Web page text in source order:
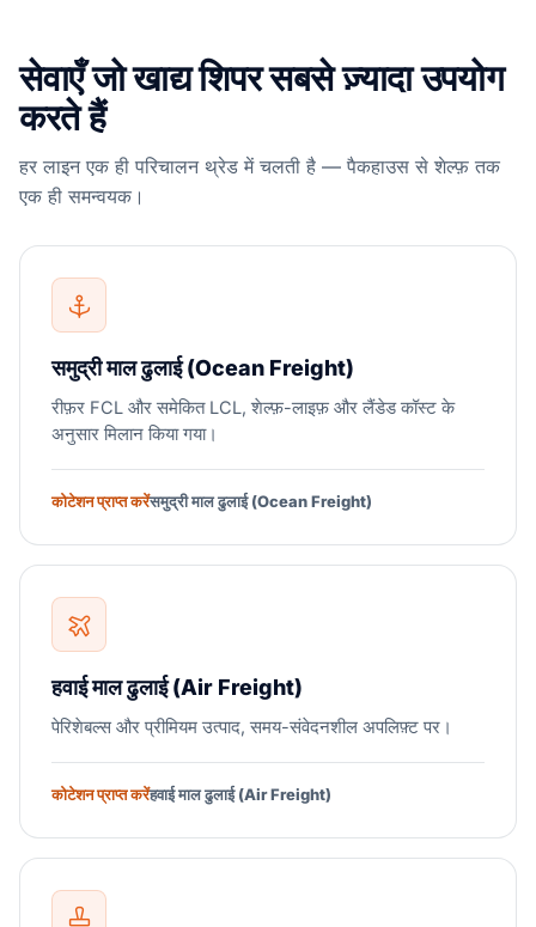
सेवाएँ जो खाद्य शिपर सबसे ज़्यादा उपयोग
करते हैं
हर लाइन एक ही परिचालन थ्रेड में चलती है — पैकहाउस से शेल्फ़ तक
एक ही समन्वयक।
समुद्री माल ढुलाई (Ocean Freight)
रीफ़र FCL और समेकित LCL, शेल्फ़-लाइफ़ और लैंडेड कॉस्ट के
अनुसार मिलान किया गया।
कोटेशन प्राप्त करेंसमुद्री माल ढुलाई (Ocean Freight)
हवाई माल ढुलाई (Air Freight)
पेरिशेबल्स और प्रीमियम उत्पाद, समय-संवेदनशील अपलिफ़्ट पर।
कोटेशन प्राप्त करेंहवाई माल ढुलाई (Air Freight)